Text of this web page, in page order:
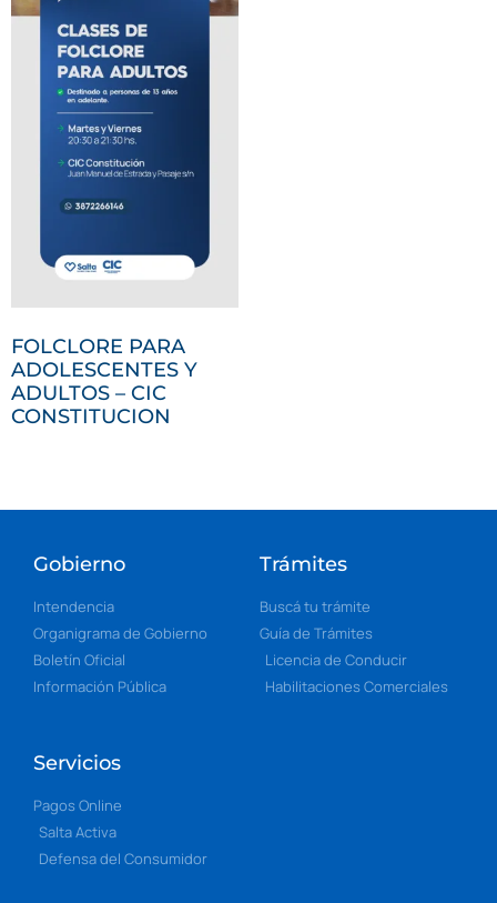
FOLCLORE PARA
ADOLESCENTES Y
ADULTOS – CIC
CONSTITUCION
Gobierno
Intendencia
Organigrama de Gobierno
Boletín Oficial
Información Pública
Trámites
Buscá tu trámite
Guía de Trámites
Licencia de Conducir
Habilitaciones Comerciales
Servicios
Pagos Online
Salta Activa
Defensa del Consumidor